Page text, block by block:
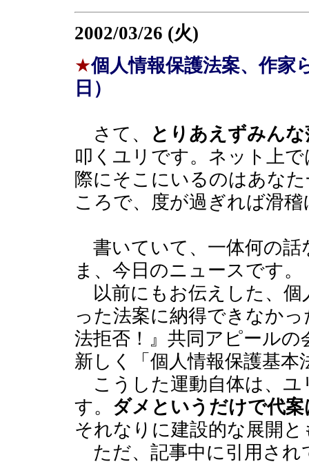
2002/03/26 (火)
★個人情報保護法案、作家
日）
さて、
とりあえずみん
叩くユリです。ネット上
際にそこにいるのはあな
ころで、度が過ぎれば滑
書いていて、一体何の話
ま、今日のニュースです。
以前にもお伝えした、個
った法案に納得できなか
法拒否！』共同アピール
新しく「個人情報保護基本
こうした運動自体は、ユ
す。 ダメというだけで代
それなりに建設的な展開
ただ、記事中に引用され